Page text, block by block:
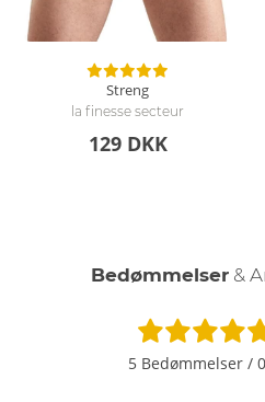
Streng
la finesse secteur
129 DKK
Bedømmelser &
5 Bedømmelser /